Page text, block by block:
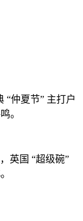
“仲夏节” 主打户
。
英国 “超级碗”